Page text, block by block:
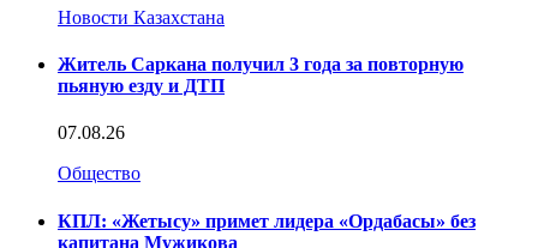
Новости Казахстана
Житель Саркана получил 3 года за повторную
пьяную езду и ДТП
07.08.26
Общество
КПЛ: «Жетысу» примет лидера «Ордабасы» без
капитана Мужикова